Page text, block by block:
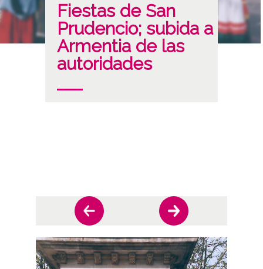
Fiestas de San
Prudencio; subida a
Armentia de las
autoridades